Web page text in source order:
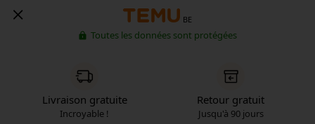
BE
Toutes les données sont protégées
Livraison gratuite
Incroyable !
Retour gratuit
Jusqu'à 90 jours